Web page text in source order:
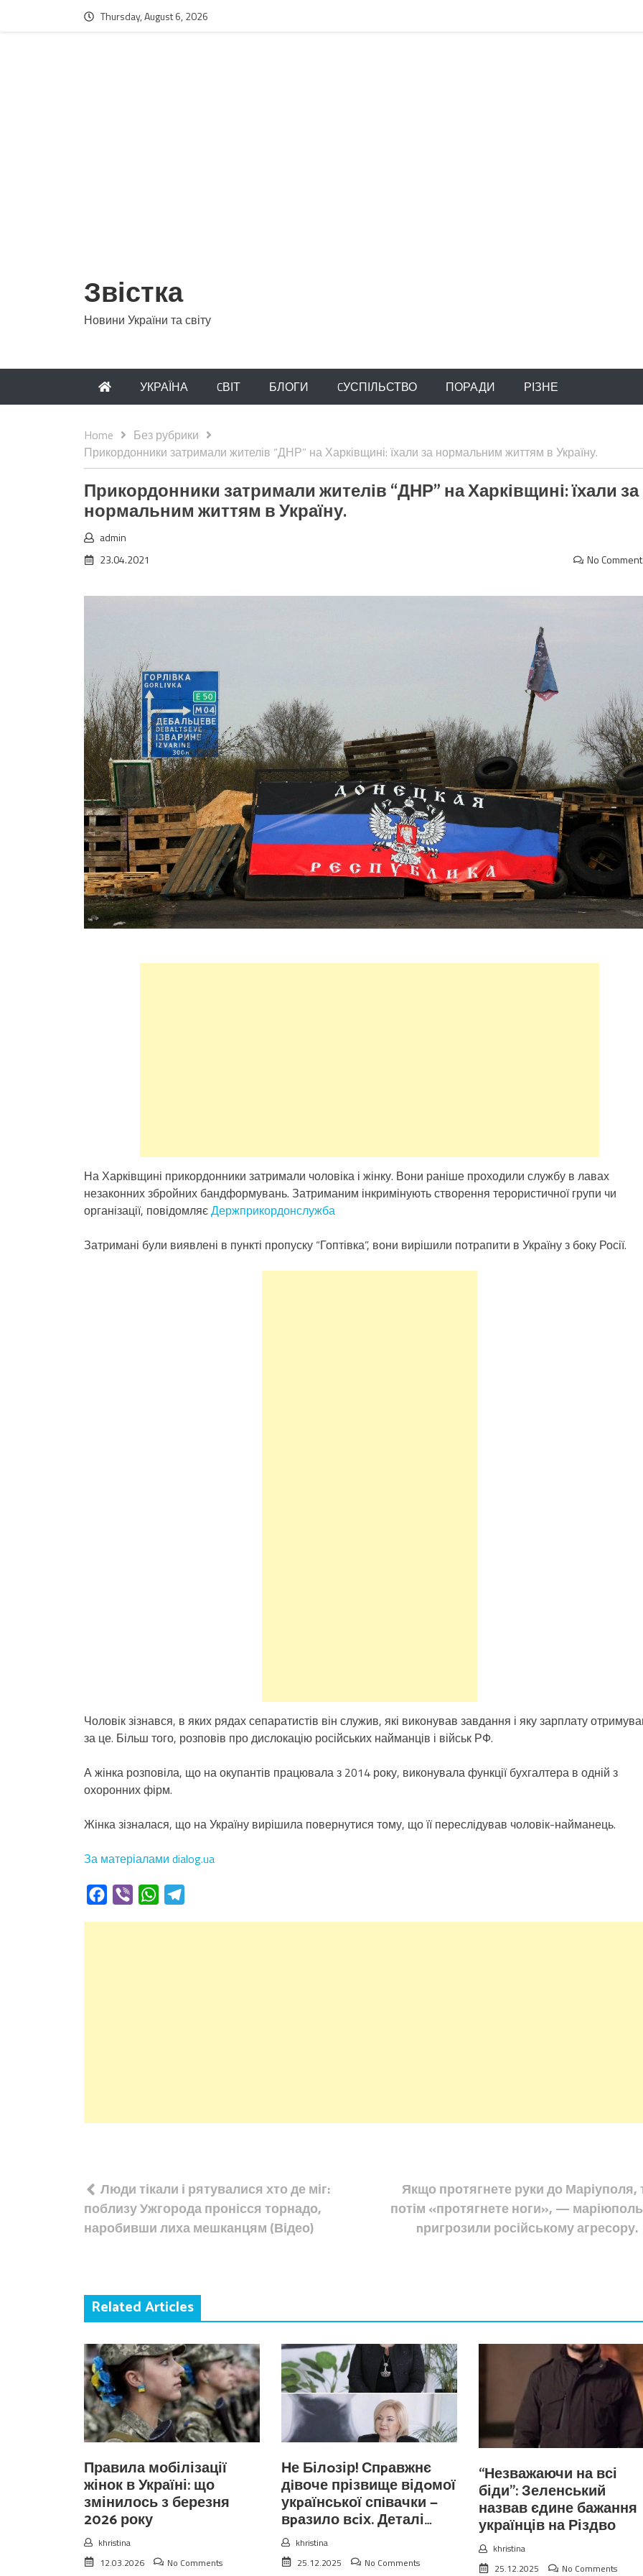
Thursday, August 6, 2026
Звістка
Новини України та світу
УКРАЇНА CВІТ БЛОГИ CУСПІЛЬСТВО ПОРАДИ РІЗНЕ
Home
Без рубрики
Прикордонники затримали жителів “ДНР” на Харківщині: їхали за нормальним життям в Україну.
Прикордонники затримали жителів “ДНР” на Харківщині: їхали за
нормальним життям в Україну.
admin
23.04.2021
No
На Харківщині прикордонники затримали чоловіка і жінку. Вони раніше проходили службу в лавах
незаконних збройних бандформувань. Затриманим інкримінують створення терористичної групи чи
організації, повідомляєДержприкордонслужба
Затримані були виявлені в пункті пропуску “Гоптівка”, вони вирішили потрапити в Україну з боку Росії.
Чоловік зізнався, в яких рядах сепаратистів він служив, які виконував завдання і яку зарплату
за це. Більш того, розповів про дислокацію російських найманців і військ РФ.
А жінка розповіла, що на окупантів працювала з 2014 року, виконувала функції бухгалтера в одній з
охоронних фірм.
Жінка зізналася, що на Україну вирішила повернутися тому, що її переслідував чоловік-найманець.
За матеріалами dialog.ua
Facebook
Viber WhatsApp
Навігація
записів
Люди тікали і рятувалися хто де міг:
поблизу Ужгорода пронісся торнадо,
наробивши лиха мешканцям (Відео)
Якщо протягнете руки до Маріуполя,
потім «протягнете ноги», —
nригрозили російському агресору.
Related Articles
Правила мобілізації
жінок в Україні: що
змінилось з березня
2026 року
khristina
12.03.2026
No Comments
Не Білoзір! Спpавжнє
дiвоче прізвище відoмої
укpаїнської спiвачки —
вpазило вcіх. Деталі…
khristina
25.12.2025
No Comments
“Незважаючи на всі
біди”: Зеленський
назвав єдине бажання
українців на Різдво
khristina
25.12.2025
No Comments